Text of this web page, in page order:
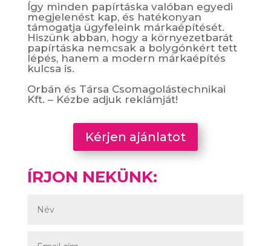
Így minden papírtáska valóban egyedi
megjelenést kap, és hatékonyan
támogatja ügyfeleink márkaépítését.
Hiszünk abban, hogy a környezetbarát
papírtáska nemcsak a bolygónkért tett
lépés, hanem a modern márkaépítés
kulcsa is.
Orbán és Társa Csomagolástechnikai
Kft. – Kézbe adjuk reklámját!
Kérjen ajánlatot
ÍRJON NEKÜNK: